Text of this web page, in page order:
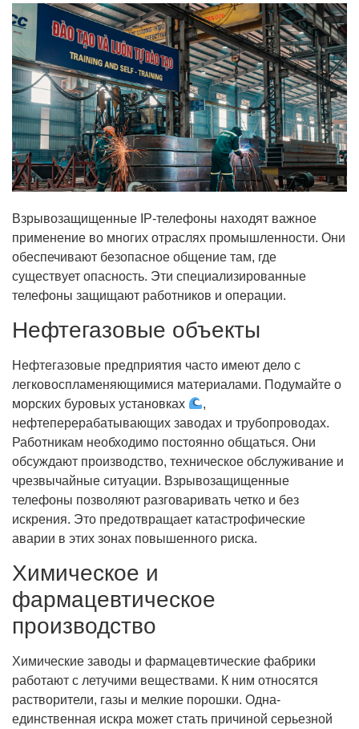
Взрывозащищенные IP-телефоны находят важное
применение во многих отраслях промышленности. Они
обеспечивают безопасное общение там, где
существует опасность. Эти специализированные
телефоны защищают работников и операции.
Нефтегазовые объекты
Нефтегазовые предприятия часто имеют дело с
легковоспламеняющимися материалами. Подумайте о
морских буровых установках
,
нефтеперерабатывающих заводах и трубопроводах.
Работникам необходимо постоянно общаться. Они
обсуждают производство, техническое обслуживание и
чрезвычайные ситуации. Взрывозащищенные
телефоны позволяют разговаривать четко и без
искрения. Это предотвращает катастрофические
аварии в этих зонах повышенного риска.
Химическое и
фармацевтическое
производство
Химические заводы и фармацевтические фабрики
работают с летучими веществами. К ним относятся
растворители, газы и мелкие порошки. Одна-
единственная искра может стать причиной серьезной